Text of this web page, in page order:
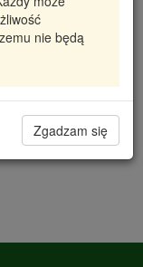
nie będą
Zgadzam się
W 202 (93-)
Radzyń 0
Filia Lublin 0
Magazyn III